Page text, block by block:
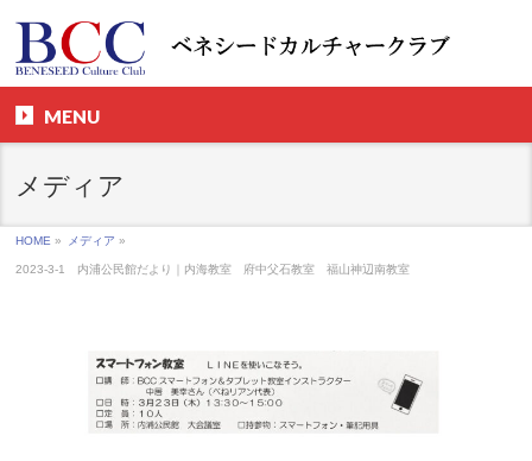
MENU
メディア
HOME » メディア »
2023-3-1 内浦公民館だより｜内海教室 府中父石教室 福山神辺南教室